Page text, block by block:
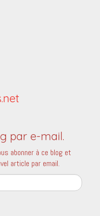
par e-mail.
abonner à ce blog et
article par email.